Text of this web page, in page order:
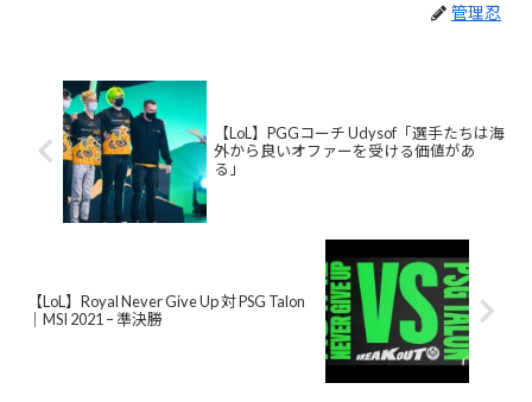
管理忍
【LoL】PGGコーチ Udysof「選手たちは海
外から良いオファーを受ける価値があ
る」
【LoL】Royal Never Give Up 対 PSG Talon
｜MSI 2021 – 準決勝